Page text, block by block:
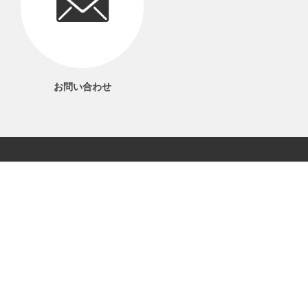
お問い合わせ